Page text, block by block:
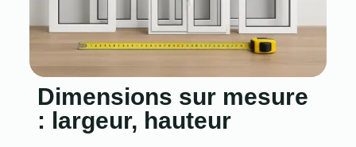
Dimensions sur mesure
: largeur, hauteur